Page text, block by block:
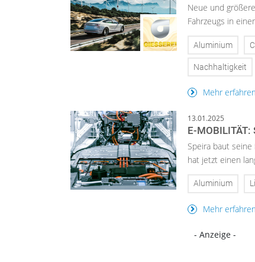
Neue und
Fahrzeugs in
Aluminium
Nachhaltigkeit
Mehr
13.01.2025
E-MOBILITÄT:
Speira baut
hat jetzt einen
Aluminium
Mehr
- Anzeige -